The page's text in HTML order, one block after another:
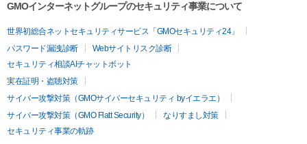
GMOインターネットグループのセキュリティ事業について
世界初総合ネットセキュリティサービス「GMOセキュリティ24」
パスワード漏洩診断
Webサイトリスク診断
セキュリティ相談AIチャットボット
実在証明・盗聴対策
サイバー攻撃対策（GMOサイバーセキュリティ byイエラエ）
サイバー攻撃対策（GMO Flatt Security）
なりすまし対策
セキュリティ事業の軌跡